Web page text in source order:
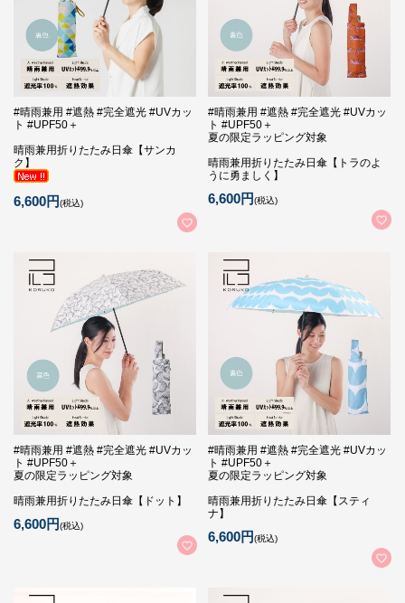
#晴雨兼用 #遮熱 #完全遮光 #UVカッ
ト #UPF50＋
晴雨兼用折りたたみ日傘【サンカ
ク】
6,600円(税込)
#晴雨兼用 #遮熱 #完全遮光 #UVカッ
ト #UPF50＋
夏の限定ラッピング対象
晴雨兼用折りたたみ日傘【トラのよ
うに勇ましく】
6,600円(税込)
#晴雨兼用 #遮熱 #完全遮光 #UVカッ
ト #UPF50＋
夏の限定ラッピング対象
晴雨兼用折りたたみ日傘【ドット】
6,600円(税込)
#晴雨兼用 #遮熱 #完全遮光 #UVカッ
ト #UPF50＋
夏の限定ラッピング対象
晴雨兼用折りたたみ日傘【スティ
ナ】
6,600円(税込)